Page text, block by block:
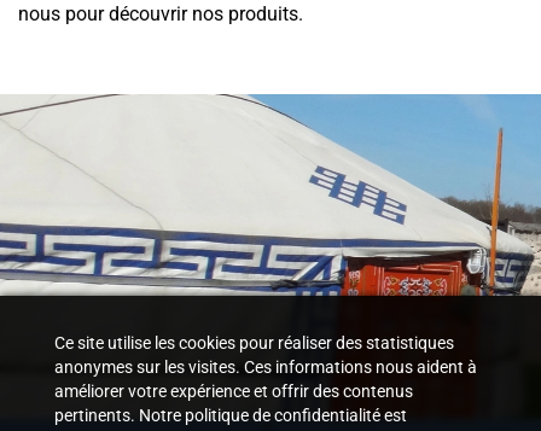
nous pour découvrir nos produits.
Ce site utilise les cookies pour réaliser des statistiques
anonymes sur les visites. Ces informations nous aident à
améliorer votre expérience et offrir des contenus
pertinents. Notre politique de confidentialité est